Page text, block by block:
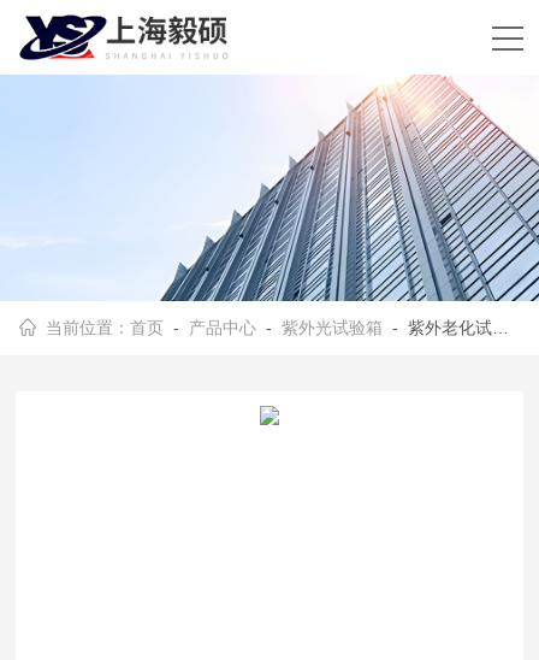
当前位置：首页 - 产品中心 -紫外光试验箱 - 紫外老化试验箱